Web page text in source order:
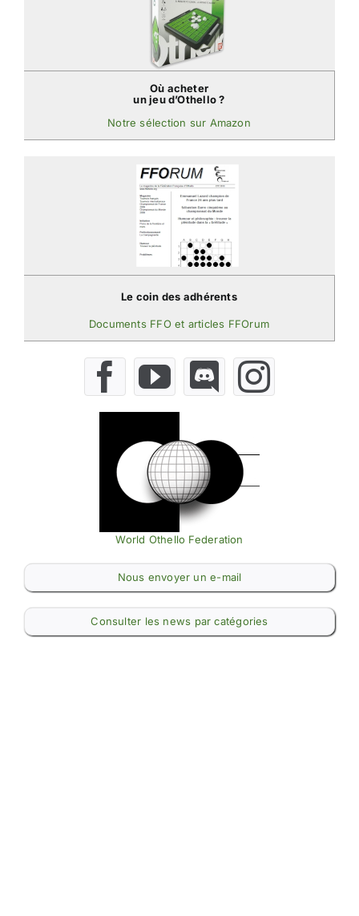
Où acheter
un jeu d’Othello ?
Notre sélection sur Amazon
Le coin des adhérents
Documents FFO et articles FFOrum
World Othello Federation
Nous envoyer un e-mail
Consulter les news par catégories